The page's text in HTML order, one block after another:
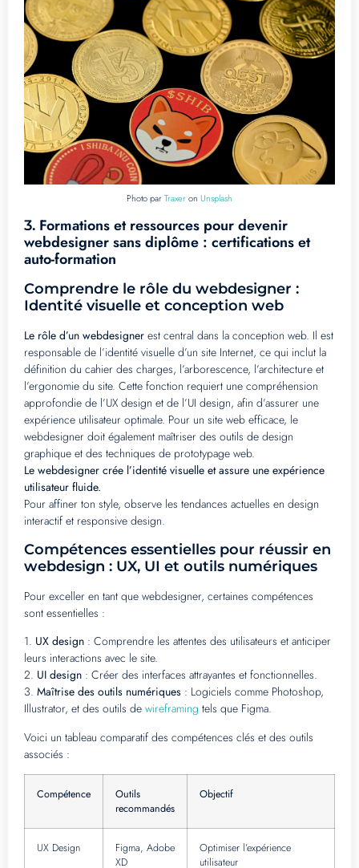
Photo parTraxeron Unsplash
3. Formations et ressources pour devenir
webdesigner sans diplôme : certifications et
auto-formation
Comprendre le rôle du webdesigner :
Identité visuelle et conception web
Le rôle d’un webdesigner est central dans la conception web. Il est
responsable de l’identité visuelle d’un site Internet, ce qui inclut la
définition du cahier des charges, l’arborescence, l’architecture et
l’ergonomie du site. Cette fonction requiert une compréhension
approfondie de l’UX design et de l’UI design, afin d’assurer une
expérience utilisateur optimale. Pour un site web efficace, le
webdesigner doit également maîtriser des outils de design
graphique et des techniques de prototypage web.
Le webdesigner crée l’identité visuelle et assure une expérience
utilisateur fluide.
Pour affiner ton style, observe les tendances actuelles en design
interactif et responsive design.
Compétences essentielles pour réussir en
webdesign : UX, UI et outils numériques
Pour exceller en tant que webdesigner, certaines compétences
sont essentielles :
1. UX design : Comprendre les attentes des utilisateurs et anticiper
leurs interactions avec le site.
2. UI design : Créer des interfaces attrayantes et fonctionnelles.
3. Maîtrise des outils numériques : Logiciels comme Photoshop,
Illustrator, et des outils de wireframing tels que Figma.
Voici un tableau comparatif des compétences clés et des outils
associés :
Compétence
Outils
recommandés
Objectif
UX Design
Figma, Adobe
XD
Optimiser l’expérience
utilisateur